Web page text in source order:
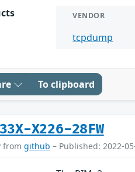
VENDOR
tcpdump
To clipboard
X226-28FW
from github – Published: 2022-